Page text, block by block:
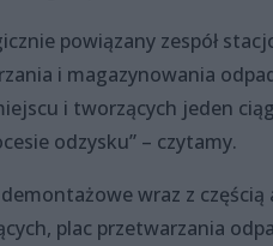
powiązany zespół
i magazynowania
i tworzących jeden
odzysku” – czytamy.
wraz z
plac przetwarzania